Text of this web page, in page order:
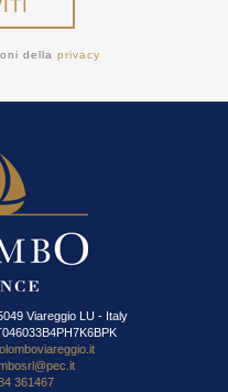
dellaprivacy
Viareggio LU - Italy
361467